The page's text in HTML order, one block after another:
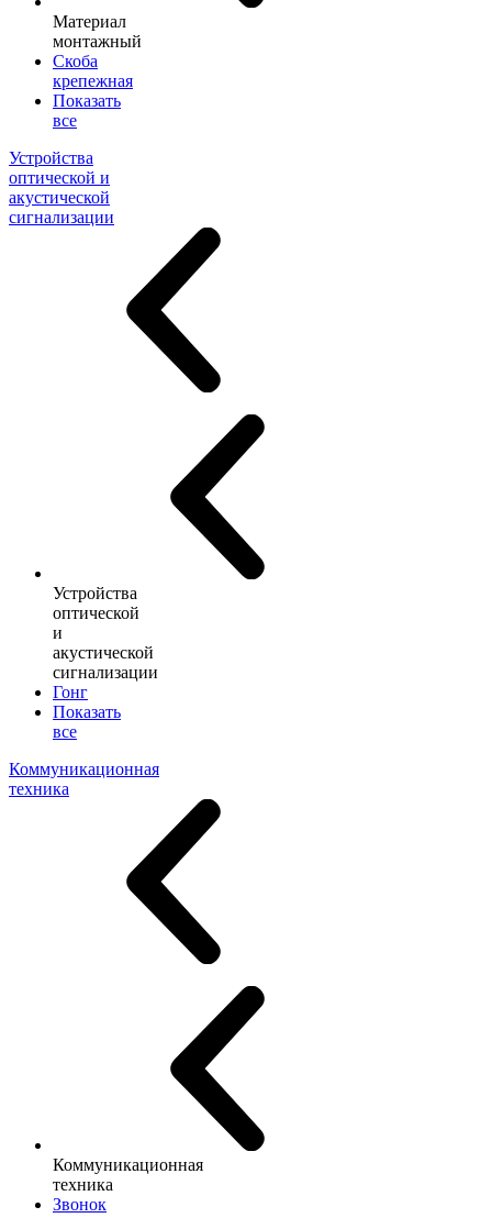
Материал
монтажный
Скоба
крепежная
Показать
все
Устройства
оптической и
акустической
сигнализации
Устройства
оптической
и
акустической
сигнализации
Гонг
Показать
все
Коммуникационная
техника
Коммуникационная
техника
Звонок